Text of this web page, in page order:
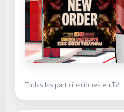
Todas las participaciones en TV